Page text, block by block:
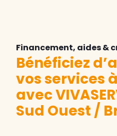
Financement, aides &
Bénéficiez
vos services
avec
Sud Ouest /